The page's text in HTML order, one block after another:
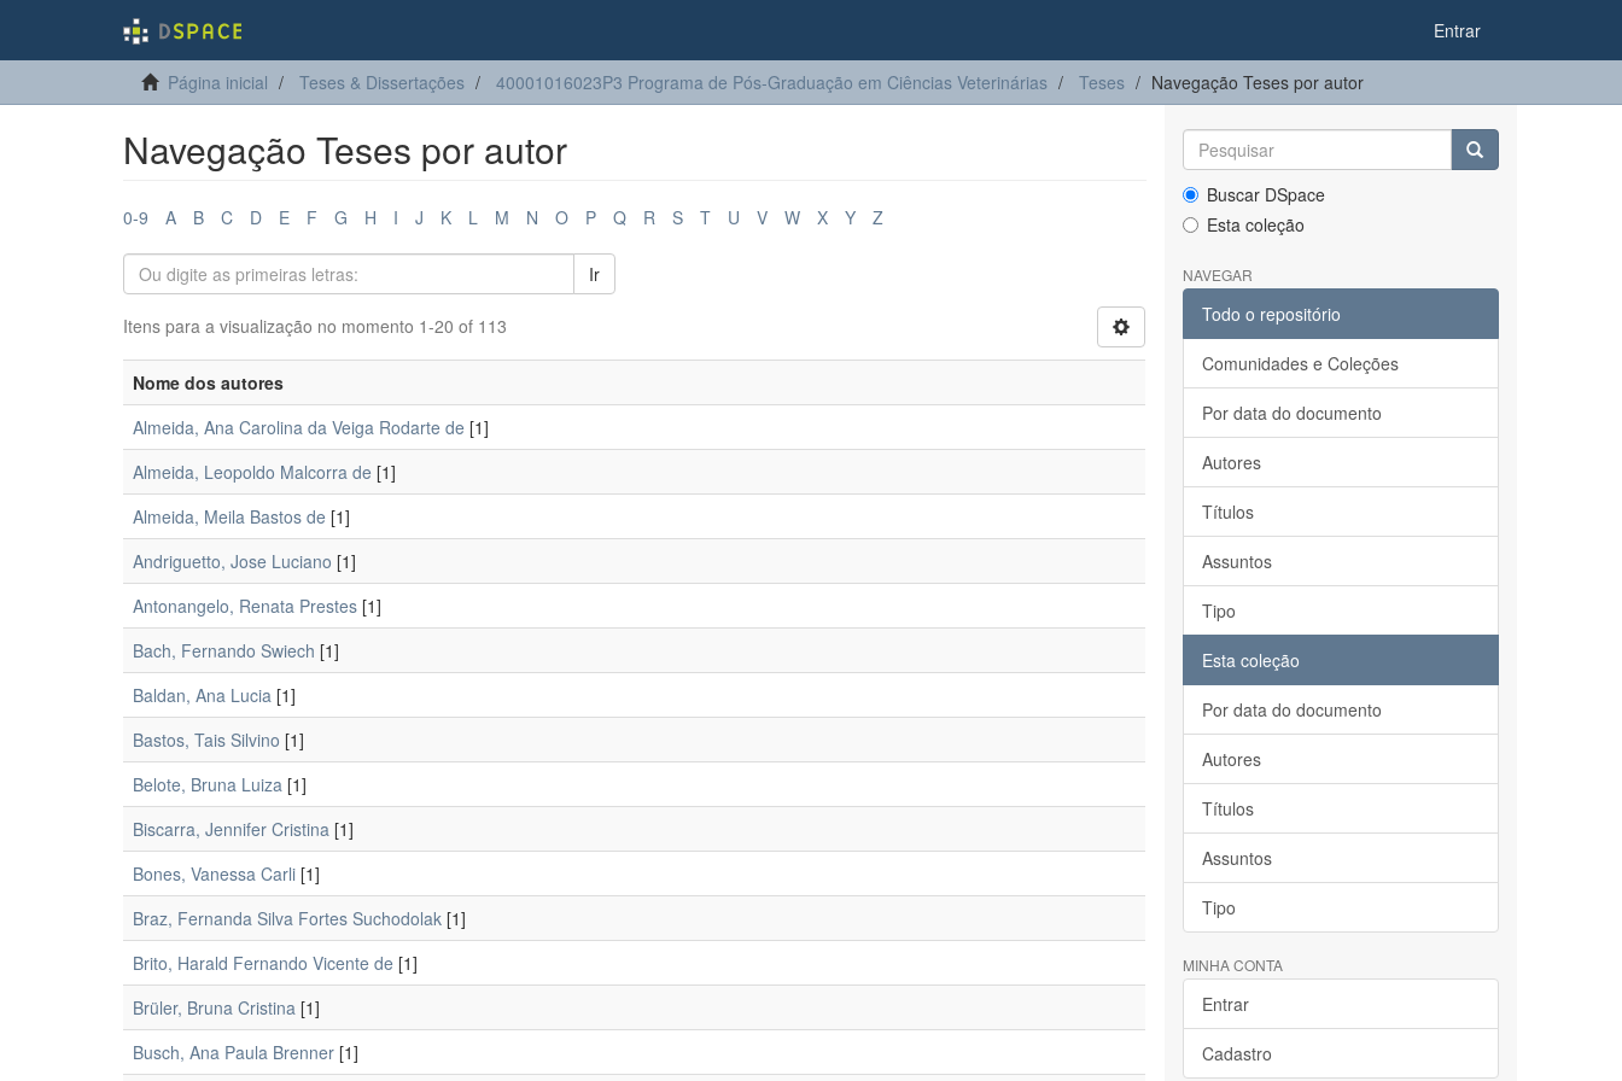
Entrar
Página inicial Teses & Dissertações 40001016023P3 Programa de Pós-Graduação em Ciências Veterinárias Teses Navegação Teses por autor
Navegação Teses por autor
0-9 A B C D E F G H I J K L M N O P Q R S T U V W X Y Z
Ir
Itens para a visualização no momento 1-20 of 113
Nome dos autores
Almeida, Ana Carolina da Veiga Rodarte de [1]
Almeida, Leopoldo Malcorra de [1]
Almeida, Meila Bastos de [1]
Andriguetto, Jose Luciano [1]
Antonangelo, Renata Prestes [1]
Bach, Fernando Swiech [1]
Baldan, Ana Lucia [1]
Bastos, Tais Silvino [1]
Belote, Bruna Luiza [1]
Biscarra, Jennifer Cristina [1]
Bones, Vanessa Carli [1]
Braz, Fernanda Silva Fortes Suchodolak [1]
Brito, Harald Fernando Vicente de [1]
Brüler, Bruna Cristina [1]
Busch, Ana Paula Brenner [1]
Buscar DSpace
Esta coleção
NAVEGAR
Todo o repositório
Comunidades e Coleções
Por data do documento
Autores
Títulos
Assuntos
Tipo
Esta coleção
Por data do documento
Autores
Títulos
Assuntos
Tipo
MINHA CONTA
Entrar
Cadastro